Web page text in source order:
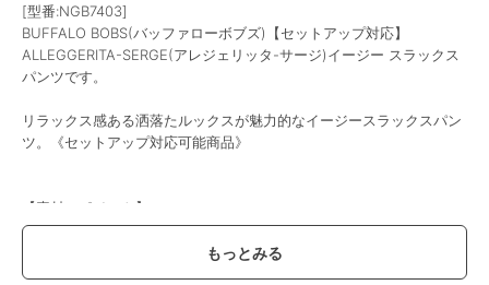
[型番:NGB7403]
BUFFALO BOBS(バッファローボブズ)【セットアップ対応】
ALLEGGERITA-SERGE(アレジェリッタ-サージ)イージー スラックス
パンツです。
リラックス感ある洒落たルックスが魅力的なイージースラックスパン
ツ。《セットアップ対応可能商品》
【素材のポイント】
さらりとした肌触りの良いポリエステル素材を採用。
通気性が良く吸水・吸湿性に優れていて、汗をかいても肌に張り付か